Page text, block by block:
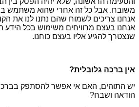
משובח. אבל כל זה אחרי שהוא משתמש
אנחנו צריכים לשמוח שהם נתנו לנו את
אנחנו בעצם מרוויחים משימוש בכל
שנצטרך להגיע אליו בעצם כוחנו.
אין ברכה גלובלית?
יש התוהים, האם אי אפשר להסתפק
הודאה ושבח?